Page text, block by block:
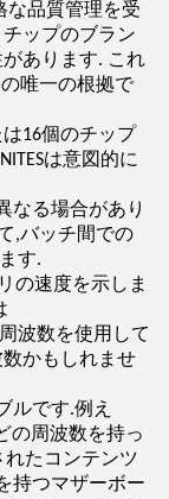
な品質管理を受
ップのブラン
あります. これ
の唯一の根拠で
16個のチップ
は意図的に
なる場合があり
,バッチ間での
す.
の速度を示しま
波数を使用して
かもしれませ
ルです.例え
の周波数を持っ
れたコンテンツ
持つマザーボー